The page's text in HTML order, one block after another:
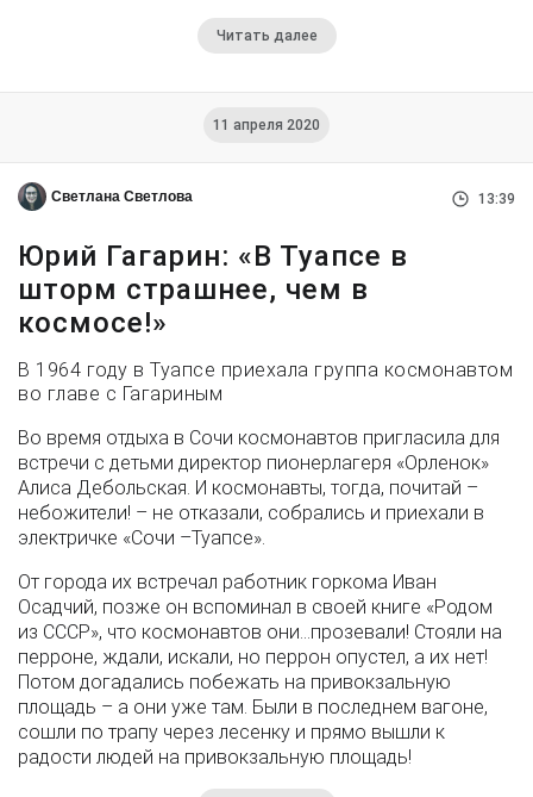
Читать далее
11 апреля 2020
Светлана Светлова 13:39
Юрий Гагарин: «В Туапсе в
шторм страшнее, чем в
космосе!»
В 1964 году в Туапсе приехала группа космонавтом
во главе с Гагариным
Во время отдыха в Сочи космонавтов пригласила для
встречи с детьми директор пионерлагеря «Орленок»
Алиса Дебольская. И космонавты, тогда, почитай –
небожители! – не отказали, собрались и приехали в
электричке «Сочи –Туапсе».
От города их встречал работник горкома Иван
Осадчий, позже он вспоминал в своей книге «Родом
из СССР», что космонавтов они…прозевали! Стояли на
перроне, ждали, искали, но перрон опустел, а их нет!
Потом догадались побежать на привокзальную
площадь – а они уже там. Были в последнем вагоне,
сошли по трапу через лесенку и прямо вышли к
радости людей на привокзальную площадь!